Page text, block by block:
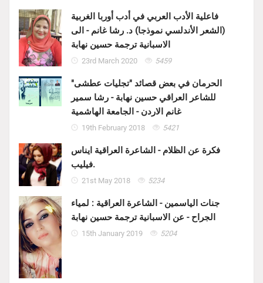
فاعلية الأدب العربي في أدب أوربا الغربية
(الشعر الأندلسي نموذجا) د. رشا غانم - الى
الاسبانية ترجمة حسين نهابة
23rd March 2020 5459
الحرمان في بعض قصائد "تجليات عطشى"
للشاعر العراقي حسين نهابة - رشا سمير
غانم الاردن - الجامعة الهاشمية
19th February 2018 5421
فكرة عن الظلام - الشاعرة العراقية ايناس
فيليب.
21st May 2018 5234
جنات الياسمين - الشاعرة العراقية : لمياء
الجراح - عن الاسبانية ترجمة حسين نهابة
15th January 2019 5204